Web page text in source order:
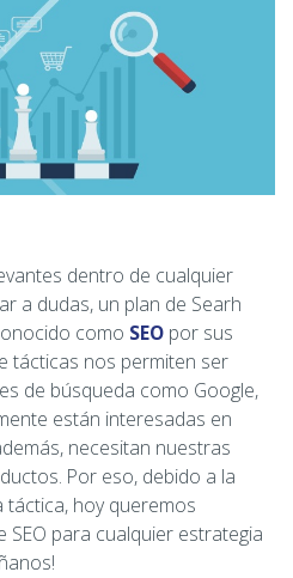
dentro de cualquier
a dudas, un plan de Searh
como SEO por sus
tácticas nos permiten ser
de búsqueda como Google,
están interesadas en
necesitan nuestras
Por eso, debido a la
hoy queremos
para cualquier estrategia